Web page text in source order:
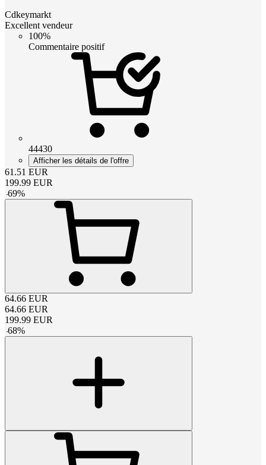
Cdkeymarkt
Excellent vendeur
100%
Commentaire positif
44430
Afficher les détails de l'offre
61.51 EUR
199.99 EUR
-69%
64.66 EUR
64.66 EUR
199.99 EUR
-68%